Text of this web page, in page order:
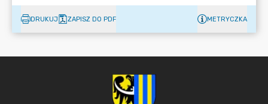
DRUKUJ ZAPISZ DO PDF METRYCZKA